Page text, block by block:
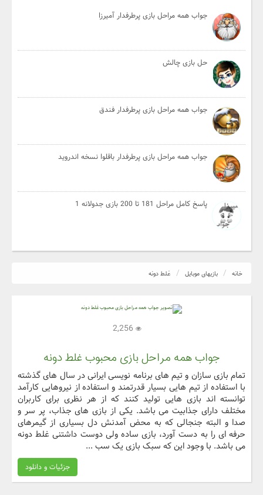
جواب همه مراحل بازی پرطرفدار آمیرزا
حل بازی چالش
جواب همه مراحل بازی پرطرفدار فندق
جواب همه مراحل بازی پرطرفدار باقلوا نسخه اندروید
پاسخ کامل مراحل 181 تا 200 بازی جدولانه 1
خانه بازیهای موبایل غلط دونه
جواب همه مراحل بازی محبوب غلط دونه
تمام بازی سازان و تیم های برنامه نویسی ایرانی در سال های گذشته
با استفاده از تیم هایی بسیار قدرتمند و استفاده از نیروهایی کارآمد
توانسته اند بازی هایی تولید کنند که از هر نظری برای کاربران
مختلف دارای جذابیت می باشد. یکی از بازی های جذاب، پر سر و
صدا و البته جنجالی که به محض آمدنش دل بسیاری از گیمرهای
حرفه ای را به دست آورد، بازی ساده ولی دوست داشتنی غلط دونه
می باشد. با وجود این که سبک بازی یک سب ...
جزئیات و دانلود